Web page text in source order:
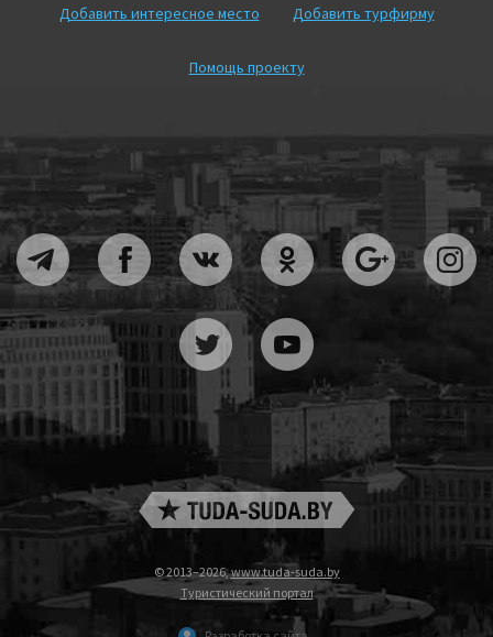
Добавить интересное место Добавить турфирму
Помощь проекту
© 2013–2026,www.tuda-suda.by
Туристический портал